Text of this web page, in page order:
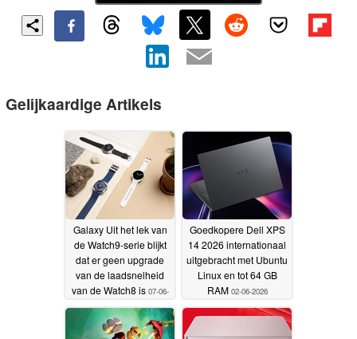
Gelijkaardige Artikels
Galaxy Uit het lek van
de Watch9-serie blijkt
dat er geen upgrade
van de laadsnelheid
van de Watch8 is 07-06-
2026
Goedkopere Dell XPS
14 2026 internationaal
uitgebracht met Ubuntu
Linux en tot 64 GB
RAM 02-06-2026